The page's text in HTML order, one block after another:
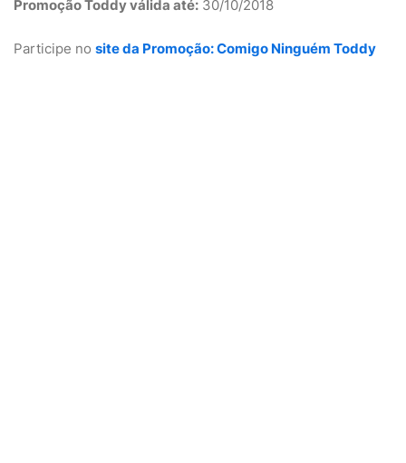
Promoção Toddy válida até: 30/10/2018
Participe no site da Promoção: Comigo Ninguém Toddy